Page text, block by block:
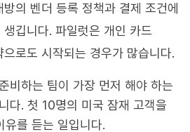
의 벤더 등록 정책과 결제 조건에
깁니다. 파일럿은 개인 카드
로도 시작되는 경우가 많습니다.
비하는 팀이 가장 먼저 해야 하는
다. 첫 10명의 미국 잠재 고객을
유를 듣는 일입니다.